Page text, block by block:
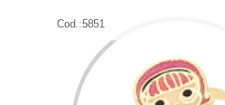
Cod.:5851